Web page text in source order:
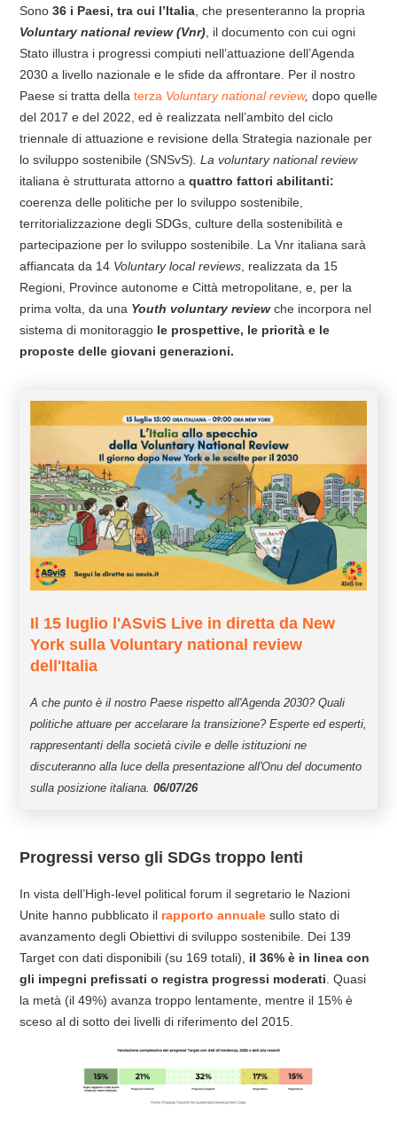
Sono 36 i Paesi, tra cui l’Italia , che presenteranno la propria
Voluntary national review (Vnr) , il documento con cui ogni
Stato illustra i progressi compiuti nell’attuazione dell’Agenda
2030 a livello nazionale e le sfide da affrontare. Per il nostro
Paese si tratta della terza Voluntary national review, dopo quelle
del 2017 e del 2022, ed è realizzata nell’ambito del ciclo
triennale di attuazione e revisione della Strategia nazionale per
lo sviluppo sostenibile (SNSvS) La voluntary national review
italiana è strutturata attorno a quattro fattori abilitanti:
coerenza delle politiche per lo sviluppo sostenibile,
territorializzazione degli SDGs, culture della sostenibilità e
partecipazione per lo sviluppo sostenibile. La Vnr italiana sarà
affiancata da 14 Voluntary local reviews , realizzata da 15
Regioni, Province autonome e Città metropolitane, e, per la
prima volta, da una Youth voluntary reviewche incorpora nel
sistema di monitoraggio le prospettive, le priorità e le
proposte delle giovani generazioni.
Il 15 luglio l'ASviS Live in diretta da New
York sulla Voluntary national review
dell'Italia
A che punto è il nostro Paese rispetto all'Agenda 2030? Quali
politiche attuare per accelarare la transizione? Esperte ed esperti,
rappresentanti della società civile e delle istituzioni ne
discuteranno alla luce della presentazione all'Onu del documento
sulla posizione italiana. 06/07/26
Progressi verso gli SDGs troppo lenti
In vista dell’High-level political forum il segretario le Nazioni
Unite hanno pubblicato il rapporto annuale sullo stato di
avanzamento degli Obiettivi di sviluppo sostenibile. Dei 139
Target con dati disponibili (su 169 totali), il 36% è in linea con
gli impegni prefissati o registra progressi moderati. Quasi
la metà (il 49%) avanza troppo lentamente, mentre il 15% è
sceso al di sotto dei livelli di riferimento del 2015.